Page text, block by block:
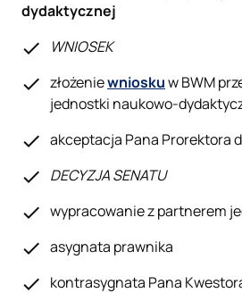
dydaktycznej
WNIOSEK
złożeniewnioskuw BWM
jednostki naukowo-
akceptacja Pana Prorektora
DECYZJA SENATU
wypracowanie z partnerem
asygnata prawnika
kontrasygnata Pana